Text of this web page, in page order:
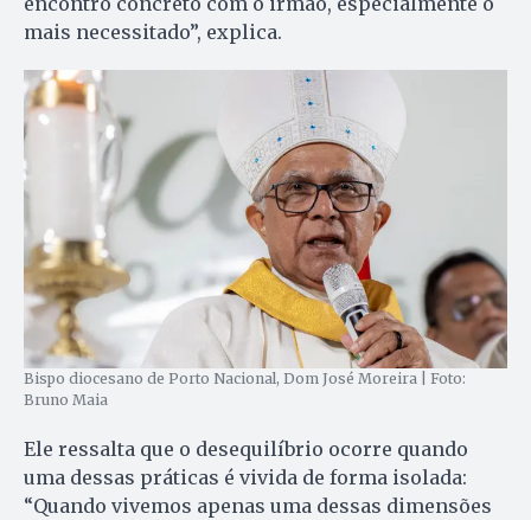
mais necessitado”, explica.
Bispo diocesano de Porto Nacional, Dom José Moreira | Foto:
Bruno Maia
Ele ressalta que o desequilíbrio ocorre quando
uma dessas práticas é vivida de forma isolada:
“Quando vivemos apenas uma dessas dimensões